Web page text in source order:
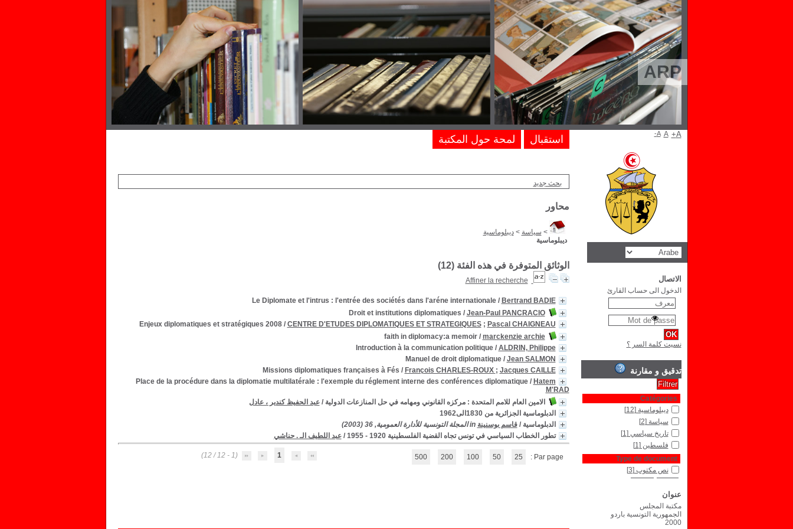
ARP
بحث جديد
محاور
> سياسة >ديبلوماسية
ديبلوماسية
الوثائق المتوفرة في هذه الفئة (12
)
Affiner la recherche
Le Diplomate et l'intrus : l'entrée des sociétés dans l'aréne internationale/ Bertrand BADIE
Droit et institutions diplomatiques / Jean-Paul PANCRACIO
Enjeux diplomatiques et stratégiques 2008/ CENTRE D'ETUDES DIPLOMATIQUES ET STRATEGIQUES; Pascal CHAIGNEAU
faith in diplomacy:a memoir/ marckenzie archie
Introduction à la communication politique/ ALDRIN, Philippe
Manuel de droit diplomatique/ Jean SALMON
Missions diplomatiques françaises à Fés / François CHARLES-ROUX ; Jacques CAILLE
Place de la procédure dans la diplomatie multilatérale : l'exemple du réglement interne des conférences diplomatique/ Hatem
M'RAD
الامين العام للامم المتحدة : مركزه القانوني ومهامه في حل المنازعات الدولية /عبد الحفيظ كندير ، عادل
الدبلوماسية الجزائرية من 1830الى1962
الدبلوماسية /قاسم بوسنينة in المجلة التونسية للأدارة العمومية, 36 (2003)
تطور الخطاب السياسي في تونس تجاه القضية الفلسطينية 1920 - 1955
/عبد اللطيف الـ . حناشي
1
(1 - 12 / 12) Par page :
25
50
100
200
500
استقبال لمحة حول المكتبة A- A A+
الاتصال
الدخول الى حساب القارئ
نسيت كلمة السر ؟
تدقيق و مقارنة
Catégories
ديبلوماسية [12]
سياسة [2]
تاريخ سياسي [1]
فلسطين [1]
Type de document
نص مكتوب [3]
عنوان
مكتبة المجلس
الجمهورية التونسية باردو
2000